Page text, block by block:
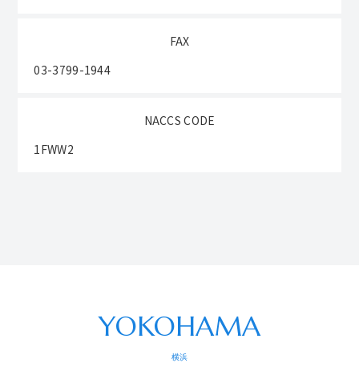
FAX
03-3799-1944
NACCS CODE
1FWW2
YOKOHAMA
横浜